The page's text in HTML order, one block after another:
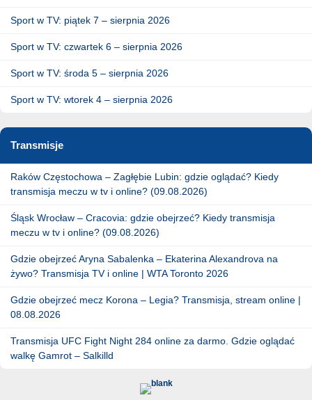
Sport w TV: piątek 7 – sierpnia 2026
Sport w TV: czwartek 6 – sierpnia 2026
Sport w TV: środa 5 – sierpnia 2026
Sport w TV: wtorek 4 – sierpnia 2026
Transmisje
Raków Częstochowa – Zagłębie Lubin: gdzie oglądać? Kiedy
transmisja meczu w tv i online? (09.08.2026)
Śląsk Wrocław – Cracovia: gdzie obejrzeć? Kiedy transmisja
meczu w tv i online? (09.08.2026)
Gdzie obejrzeć Aryna Sabalenka – Ekaterina Alexandrova na
żywo? Transmisja TV i online | WTA Toronto 2026
Gdzie obejrzeć mecz Korona – Legia? Transmisja, stream online |
08.08.2026
Transmisja UFC Fight Night 284 online za darmo. Gdzie oglądać
walkę Gamrot – Salkilld